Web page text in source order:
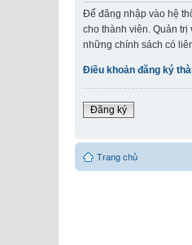
Để đăng nhập vào hệ
cho thành viên. Quản
những chính sách có
Điều khoản đăng ký
Đăng ký
Trang chủ